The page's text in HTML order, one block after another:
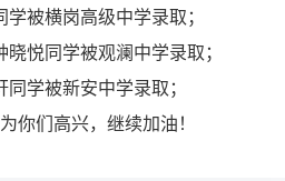
学被横岗高级中学录取；
晓悦同学被观澜中学录取；
同学被新安中学录取；
你们高兴，继续加油！